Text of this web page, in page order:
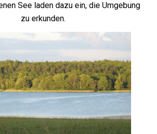
See laden dazu ein, die Umgebung
zu erkunden.